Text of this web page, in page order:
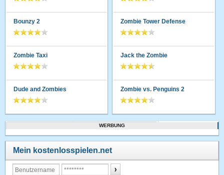
Bounzy 2
Zombie Taxi
Dude and Zombies
Zombie Tower Defense
Jack the Zombie
Zombie vs. Penguins 2
WERBUNG
Mein kostenlosspielen.net